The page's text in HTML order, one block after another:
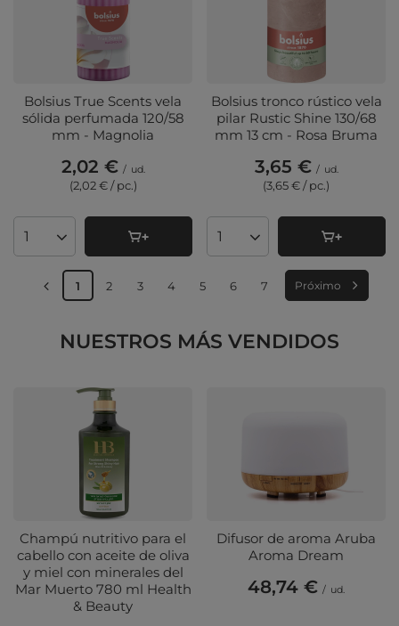
Bolsius True Scents vela
sólida perfumada 120/58
mm - Magnolia
2,02 € / ud.
(2,02 € / pc.)
Cantidad de productos
Bolsius tronco rústico vela
pilar Rustic Shine 130/68
mm 13 cm - Rosa Bruma
3,65 € / ud.
(3,65 € / pc.)
Cantidad de productos
1 2 3 4 5 6 7 Próximo
NUESTROS MÁS VENDIDOS
Champú nutritivo para el
cabello con aceite de oliva
y miel con minerales del
Mar Muerto 780 ml Health
& Beauty
Difusor de aroma Aruba
Aroma Dream
48,74 € / ud.